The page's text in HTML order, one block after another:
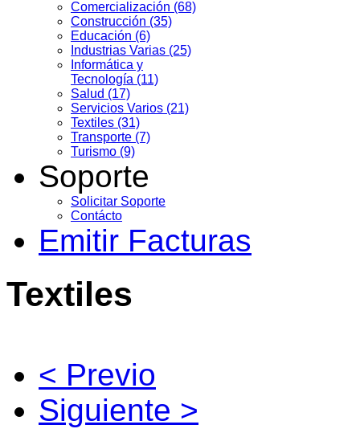
Comercialización (68)
Construcción (35)
Educación (6)
Industrias Varias (25)
Informática y
Tecnología (11)
Salud (17)
Servicios Varios (21)
Textiles (31)
Transporte (7)
Turismo (9)
Soporte
Solicitar Soporte
Contácto
Emitir Facturas
Textiles
< Previo
Siguiente >